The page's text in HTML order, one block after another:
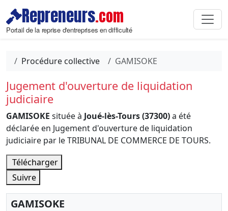
Repreneurs.com
Portail de la reprise d'entreprises en difficulté
Procédure collective GAMISOKE
Jugement d'ouverture de liquidation
judiciaire
GAMISOKE située à Joué-lès-Tours (37300)a été
déclarée en Jugement d'ouverture de liquidation
judiciaire par le TRIBUNAL DE COMMERCE DE TOURS.
Télécharger
Suivre
GAMISOKE